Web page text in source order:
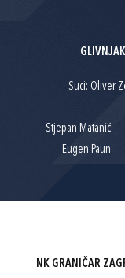
Suci: Oliver
Stjepan Matanić
Eugen Paun
NK GRANIČAR